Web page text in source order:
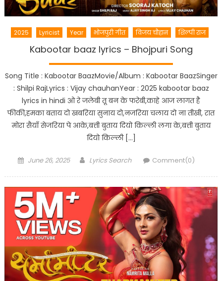
2025 Lyricist Year भोजपुरी गीत विजय चौहान शिल्पी राज
Kabootar baaz lyrics – Bhojpuri Song
Song Title : Kabootar BaazMovie/Album : Kabootar BaazSinger
: Shilpi RajLyrics : Vijay chauhanYear : 2025 kabootar baaz
lyrics in hindi ओ रे जलेबी तू बन के फरेबी,काहे आज लागत है
फीकी,हमका बताय दो खबरिया सुनाय दो,नजरिया चलाय दो ना तीखी, रात
मोरा सैयाँ सेजरिया पे आके,बत्ती बुताय दियो किल्ली लगा के,बत्ती बुताय
दियो किल्ली […]
Posted
June 26, 2025 Author
Lyrics Search Comment(0)